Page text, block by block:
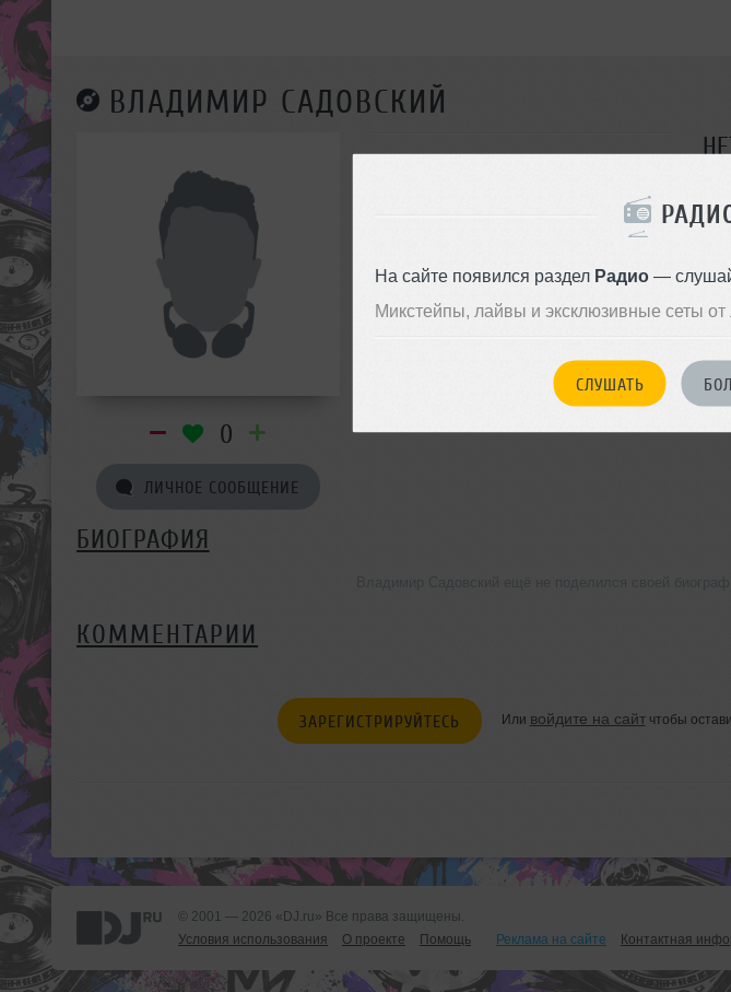
На сайте появился раздел Радио—
Микстейпы, лайвы и эксклюзивные сеты от
СЛУШАТЬ
ВЛАДИМИР САДОВСКИЙ
0
ЛИЧНОЕ СООБЩЕНИЕ
БИОГРАФИЯ
КОММЕНТАРИИ
ЗАРЕГИСТРИРУЙТЕСЬ Или войдите на сайтчтобы
© 2001 — 2026 «DJ.ru» Все права защищены.
Условия использования
О проекте Помощь Реклама на сайте Контактная